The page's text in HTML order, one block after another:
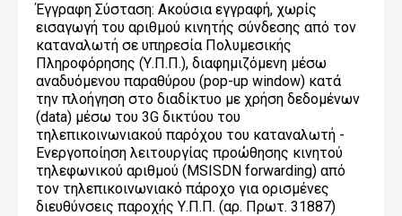
Έγγραφη Σύσταση: Ακούσια εγγραφή, χωρίς
εισαγωγή του αριθμού κινητής σύνδεσης από τον
καταναλωτή σε υπηρεσία Πολυμεσικής
Πληροφόρησης (Υ.Π.Π.), διαφημιζόμενη μέσω
αναδυόμενου παραθύρου (pop-up window) κατά
την πλοήγηση στο διαδίκτυο με χρήση δεδομένων
(data) μέσω του 3G δικτύου του
τηλεπικοινωνιακού παρόχου του καταναλωτή -
Ενεργοποίηση λειτουργίας προώθησης κινητού
τηλεφωνικού αριθμού (MSISDN forwarding) από
τον τηλεπικοινωνιακό πάροχο για ορισμένες
διευθύνσεις παροχής Υ.Π.Π. (αρ. Πρωτ. 31887)